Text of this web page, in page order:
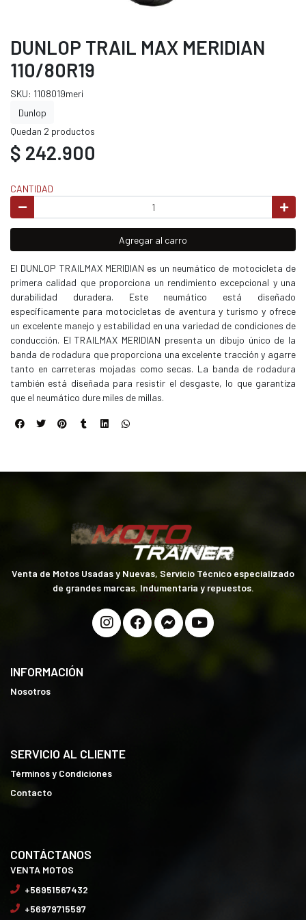
DUNLOP TRAIL MAX MERIDIAN
110/80R19
SKU: 1108019meri
Dunlop
Quedan 2 productos
$ 242.900
CANTIDAD
Agregar al carro
El DUNLOP TRAILMAX MERIDIAN es un neumático de motocicleta de
primera calidad que proporciona un rendimiento excepcional y una
durabilidad duradera. Este neumático está diseñado
específicamente para motocicletas de aventura y turismo y ofrece
un excelente manejo y estabilidad en una variedad de condiciones de
conducción. El TRAILMAX MERIDIAN presenta un dibujo único de la
banda de rodadura que proporciona una excelente tracción y agarre
tanto en carreteras mojadas como secas. La banda de rodadura
también está diseñada para resistir el desgaste, lo que garantiza
que el neumático dure miles de millas.
Venta de Motos Usadas y Nuevas, Servicio Técnico especializado
de grandes marcas. Indumentaria y repuestos.
INFORMACIÓN
Nosotros
SERVICIO AL CLIENTE
Términos y Condiciones
Contacto
CONTÁCTANOS
VENTA MOTOS
+56951567432
+56979715597